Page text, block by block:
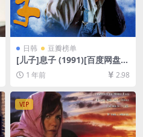
日韩 豆瓣榜单
[儿子]息子 (1991)[百度网盘
+夸克网盘1080P超清未删减
资源][网盘在线播放/下载][MP
4/8.7GB][中文字幕]
1 年前 2.98
VIP